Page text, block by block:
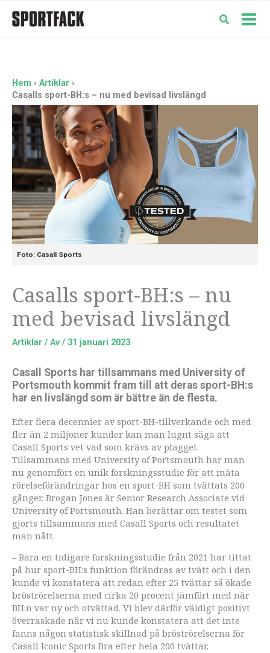
Hem
Artiklar
Casalls sport-BH:s – nu med bevisad livslängd
Foto: Casall Sports
Casalls sport-BH:s – nu
med bevisad livslängd
Artiklar / Av / 31 januari 2023
Casall Sports har tillsammans med University of
Portsmouth kommit fram till att deras sport-BH:s
har en livslängd som är bättre än de flesta.
Efter flera decennier av sport-BH-tillverkande och med
fler än 2 miljoner kunder kan man lugnt säga att
Casall Sports vet vad som krävs av plagget.
Tillsammans med University of Portsmouth har man
nu genomfört en unik forskningsstudie för att mäta
rörelseförändringar hos en sport-BH som tvättats 200
gånger. Brogan Jones är Senior Research Associate vid
University of Portsmouth. Han berättar om testet som
gjorts tillsammans med Casall Sports och resultatet
man nått.
– Bara en tidigare forskningsstudie från 2021 har tittat
på hur sport-BH:s funktion förändras av tvätt och i den
kunde vi konstatera att redan efter 25 tvättar så ökade
bröströrelserna med cirka 20 procent jämfört med när
BH:n var ny och otvättad. Vi blev därför väldigt positivt
överraskade när vi nu kunde konstatera att det inte
fanns någon statistisk skillnad på bröströrelserna för
Casall Iconic Sports Bra efter hela 200 tvättar.